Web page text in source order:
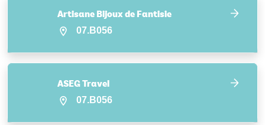
Artisane Bijoux de Fantisie
07.B056
ASEG Travel
07.B056